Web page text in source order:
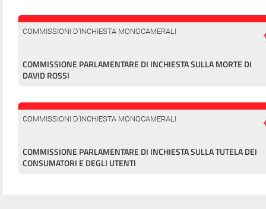
COMMISSIONI D'INCHIESTA MONOCAMERALI
COMMISSIONE PARLAMENTARE DI INCHIESTA SULLA MORTE DI
DAVID ROSSI
COMMISSIONI D'INCHIESTA MONOCAMERALI
COMMISSIONE PARLAMENTARE DI INCHIESTA SULLA TUTELA DEI
CONSUMATORI E DEGLI UTENTI